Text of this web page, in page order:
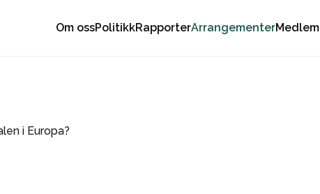
Om ossPolitikkRapporterArrangementer
i Europa?